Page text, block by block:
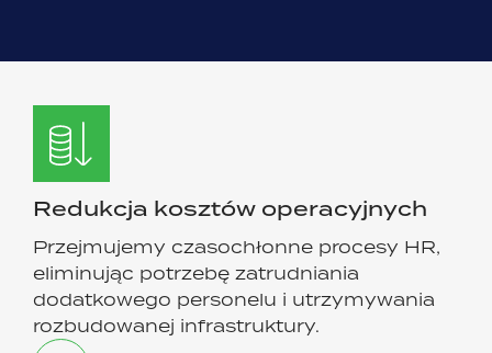
Redukcja kosztów operacyjnych
Przejmujemy czasochłonne procesy HR,
eliminując potrzebę zatrudniania
dodatkowego personelu i utrzymywania
rozbudowanej infrastruktury.